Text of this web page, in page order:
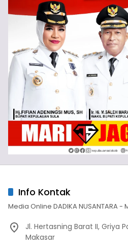
Info Kontak
Media Online DADIKA NUSANTARA
Jl. Hertasning Barat II, Griya
Makasar